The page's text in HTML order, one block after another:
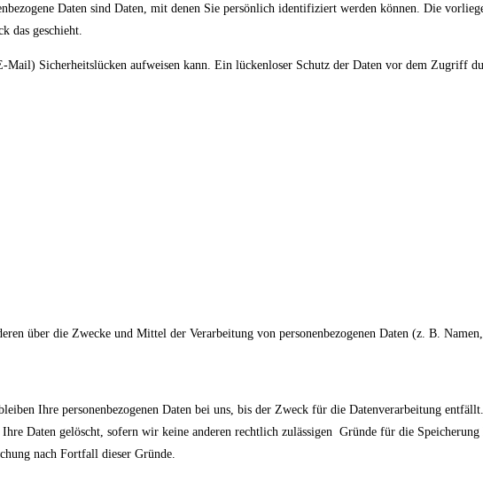
Daten sind Daten, mit denen Sie persönlich identifiziert werden können. Die
das geschieht.
Sicherheitslücken aufweisen kann. Ein lückenloser Schutz der Daten vor dem Zugriff
über die Zwecke und Mittel der Verarbeitung von personenbezogenen Daten (z. B.
Ihre personenbezogenen Daten bei uns, bis der Zweck für die Datenverarbeitung
Daten gelöscht, sofern wir keine anderen rechtlich zulässigen Gründe für die Speicherung
nach Fortfall dieser Gründe.